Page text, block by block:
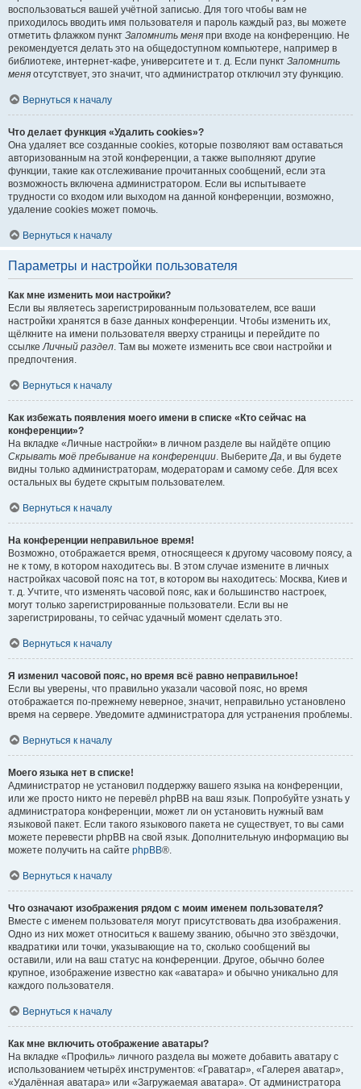
воспользоваться вашей учётной записью. Для того чтобы вам не
приходилось вводить имя пользователя и пароль каждый раз, вы можете
отметить флажком пункт Запомнить меня при входе на конференцию. Не
рекомендуется делать это на общедоступном компьютере, например в
библиотеке, интернет-кафе, университете и т. д. Если пункт Запомнить
меня отсутствует, это значит, что администратор отключил эту функцию.
Вернуться к началу
Что делает функция «Удалить cookies»?
Она удаляет все созданные cookies, которые позволяют вам оставаться
авторизованным на этой конференции, а также выполняют другие
функции, такие как отслеживание прочитанных сообщений, если эта
возможность включена администратором. Если вы испытываете
трудности со входом или выходом на данной конференции, возможно,
удаление cookies может помочь.
Вернуться к началу
Параметры и настройки пользователя
Как мне изменить мои настройки?
Если вы являетесь зарегистрированным пользователем, все ваши
настройки хранятся в базе данных конференции. Чтобы изменить их,
щёлкните на имени пользователя вверху страницы и перейдите по
ссылкеЛичный раздел. Там вы можете изменить все свои настройки и
предпочтения.
Вернуться к началу
Как избежать появления моего имени в списке «Кто сейчас на
конференции»?
На вкладке «Личные настройки» в личном разделе вы найдёте опцию
Скрывать моё пребывание на конференции. ВыберитеДа, и вы будете
видны только администраторам, модераторам и самому себе. Для всех
остальных вы будете скрытым пользователем.
Вернуться к началу
На конференции неправильное время!
Возможно, отображается время, относящееся к другому часовому поясу, а
не к тому, в котором находитесь вы. В этом случае измените в личных
настройках часовой пояс на тот, в котором вы находитесь: Москва, Киев и
т. д. Учтите, что изменять часовой пояс, как и большинство настроек,
могут только зарегистрированные пользователи. Если вы не
зарегистрированы, то сейчас удачный момент сделать это.
Вернуться к началу
Я изменил часовой пояс, но время всё равно неправильное!
Если вы уверены, что правильно указали часовой пояс, но время
отображается по-прежнему неверное, значит, неправильно установлено
время на сервере. Уведомите администратора для устранения проблемы.
Вернуться к началу
Моего языка нет в списке!
Администратор не установил поддержку вашего языка на конференции,
или же просто никто не перевёл phpBB на ваш язык. Попробуйте узнать у
администратора конференции, может ли он установить нужный вам
языковой пакет. Если такого языкового пакета не существует, то вы сами
можете перевести phpBB на свой язык. Дополнительную информацию вы
можете получить на сайте phpBB®.
Вернуться к началу
Что означают изображения рядом с моим именем пользователя?
Вместе с именем пользователя могут присутствовать два изображения.
Одно из них может относиться к вашему званию, обычно это звёздочки,
квадратики или точки, указывающие на то, сколько сообщений вы
оставили, или на ваш статус на конференции. Другое, обычно более
крупное, изображение известно как «аватара» и обычно уникально для
каждого пользователя.
Вернуться к началу
Как мне включить отображение аватары?
На вкладке «Профиль» личного раздела вы можете добавить аватару с
использованием четырёх инструментов: «Граватар», «Галерея аватар»,
«Удалённая аватара» или «Загружаемая аватара». От администратора